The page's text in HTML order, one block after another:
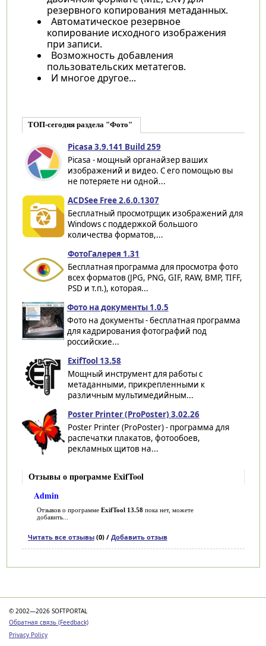
резервного копирования метаданных.
Автоматическое резервное
копирование исходного изображения
при записи.
Возможность добавления
пользовательских метатегов.
И многое другое...
ТОП-сегодня раздела "Фото"
Picasa 3.9.141 Build 259
Picasa - мощный органайзер ваших
изображений и видео. С его помощью вы
не потеряете ни одной...
ACDSee Free 2.6.0.1307
Бесплатный просмотрщик изображений для
Windows с поддержкой большого
количества форматов,...
ФотоГалерея 1.31
Бесплатная программа для просмотра фото
всех форматов (JPG, PNG, GIF, RAW, BMP, TIFF,
PSD и т.п.), которая...
Фото на документы 1.0.5
Фото на документы - бесплатная программа
для кадрирования фотографий под
российские...
ExifTool 13.58
Мощный инструмент для работы с
метаданными, прикрепленными к
различным мультимедийным...
Poster Printer (ProPoster) 3.02.26
Poster Printer (ProPoster) - программа для
распечатки плакатов, фотообоев,
рекламных щитов на...
Отзывы о программе ExifTool
Admin
Отзывов о программе ExifTool 13.58пока нет, можете
добавить...
Читать все отзывы(0) / Добавить отзыв
© 2002—2026 SOFTPORTAL
Обратная связь (Feedback)
Privacy Policy